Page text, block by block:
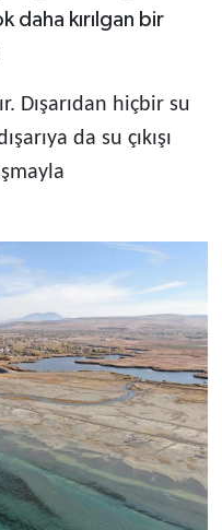
daha kırılgan bir
Dışarıdan hiçbir su
da su çıkışı